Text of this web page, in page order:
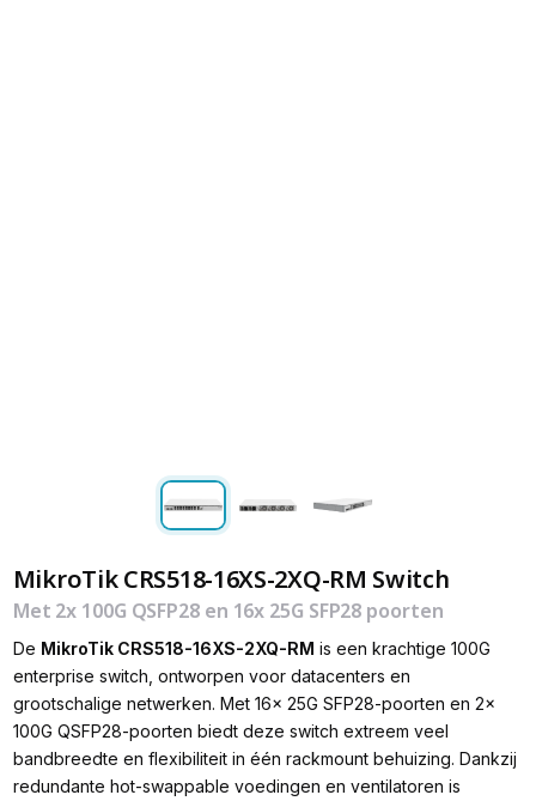
MikroTik CRS518-16XS-2XQ-RM Switch
Met 2x 100G QSFP28 en 16x 25G SFP28 poorten
De MikroTik CRS518-16XS-2XQ-RM is een krachtige 100G
enterprise switch, ontworpen voor datacenters en
grootschalige netwerken. Met 16x 25G SFP28-poorten en 2x
100G QSFP28-poorten biedt deze switch extreem veel
bandbreedte en flexibiliteit in één rackmount behuizing. Dankzij
redundante hot-swappable voedingen en ventilatoren is